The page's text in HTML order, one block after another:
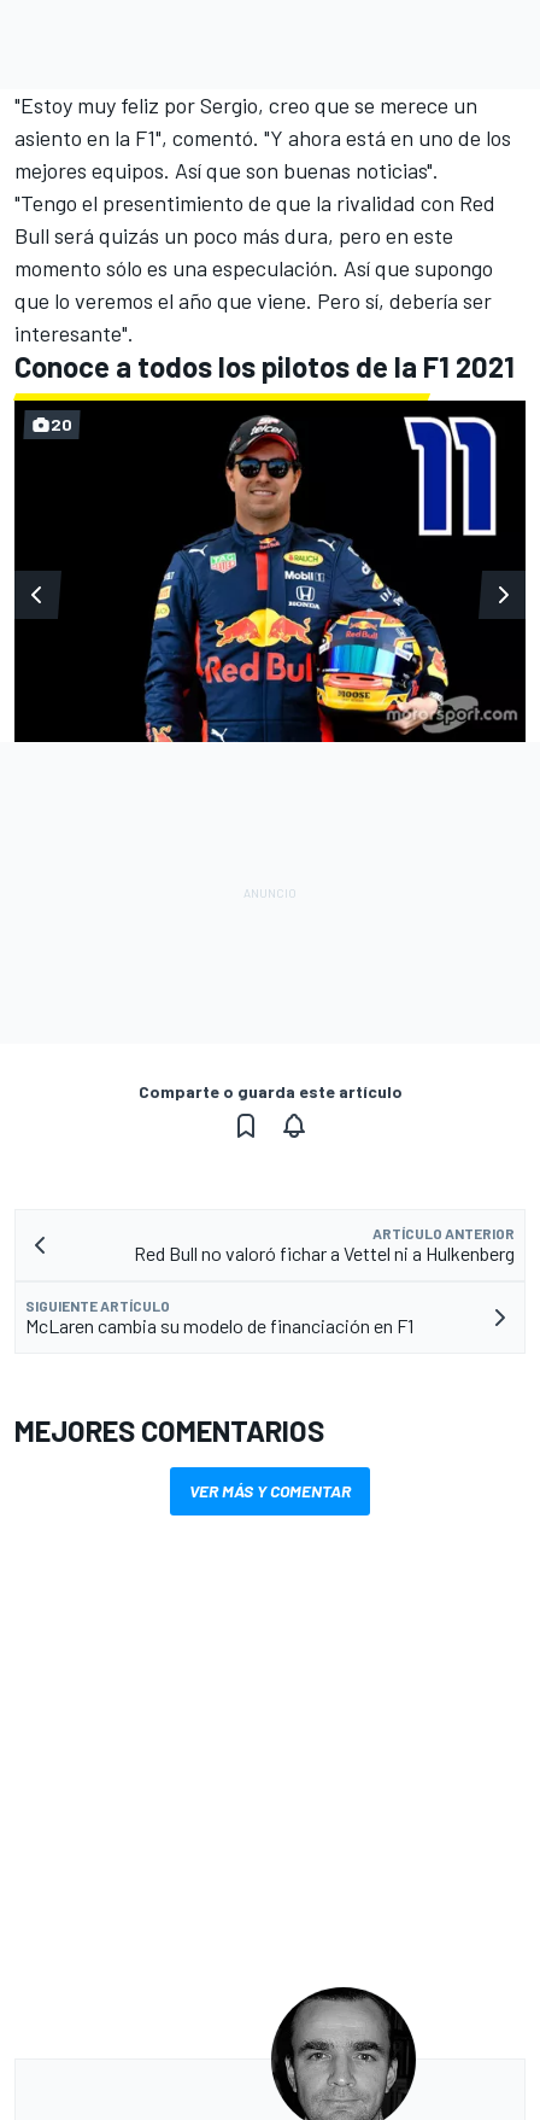
"Estoy muy feliz por Sergio, creo que se merece un
asiento en la F1", comentó. "Y ahora está en uno de los
mejores equipos. Así que son buenas noticias".
"Tengo el presentimiento de que la rivalidad con Red
Bull será quizás un poco más dura, pero en este
momento sólo es una especulación. Así que supongo
que lo veremos el año que viene. Pero sí, debería ser
interesante".
Conoce a todos los pilotos de la F1 2021
20
Comparte o guarda este artículo
ARTÍCULO ANTERIOR
Red Bull no valoró fichar a Vettel ni a Hulkenberg
SIGUIENTE ARTÍCULO
McLaren cambia su modelo de financiación en F1
MEJORES COMENTARIOS
VER MÁS Y COMENTAR